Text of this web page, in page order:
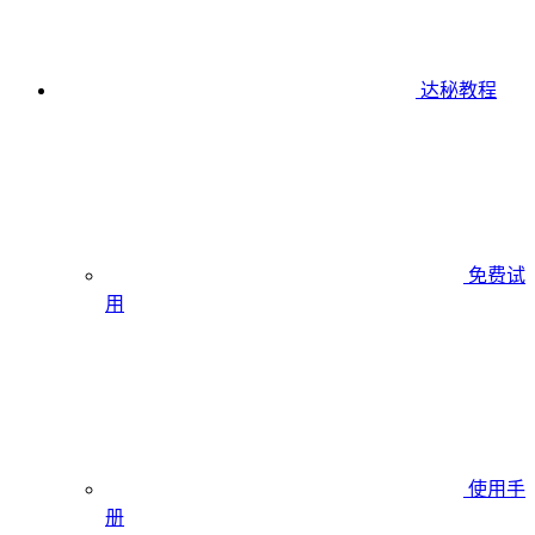
达秘教程
免费试
用
使用手
册